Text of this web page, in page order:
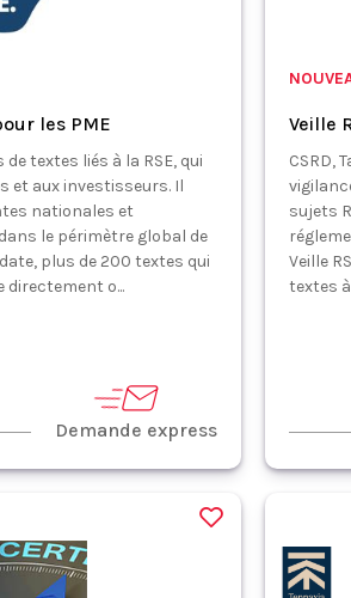
les PME
textes liés à la RSE, qui
et aux investisseurs. Il
nationales et
le périmètre global de
date, plus de 200 textes qui
o...
Demande express
Veille
CSRD,
sujets
Veille
textes